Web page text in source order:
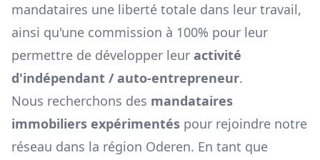
mandataires une liberté totale dans leur travail,
ainsi qu'une commission à 100% pour leur
permettre de développer leur activité
d'indépendant / auto-entrepreneur.
Nous recherchons des mandataires
immobiliers expérimentés pour rejoindre notre
réseau dans la région Oderen. En tant que